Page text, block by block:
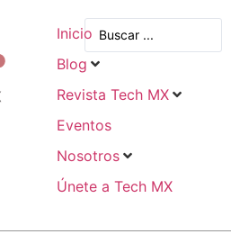
Inicio
Blog
Revista Tech MX
Eventos
Nosotros
Únete a Tech MX